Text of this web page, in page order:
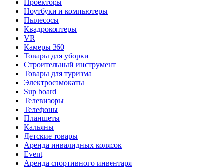
Проекторы
Ноутбуки и компьютеры
Пылесосы
Квадрокоптеры
VR
Камеры 360
Товары для уборки
Строительный инструмент
Товары для туризма
Электросамокаты
Sup board
Телевизоры
Телефоны
Планшеты
Кальяны
Детские товары
Аренда инвалидных колясок
Event
Аренда спортивного инвентаря